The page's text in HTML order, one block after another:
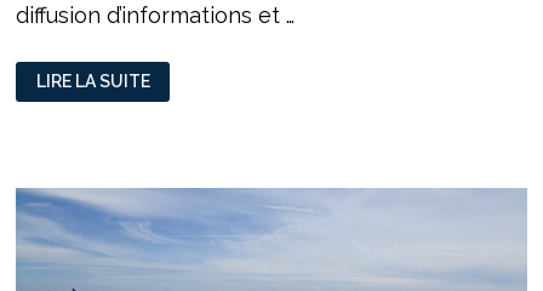
diffusion d’informations et …
LE
CR•DSU :
UN
LA
POLITIQUE
DE
LA
VILLE
LIRE LA SUITE